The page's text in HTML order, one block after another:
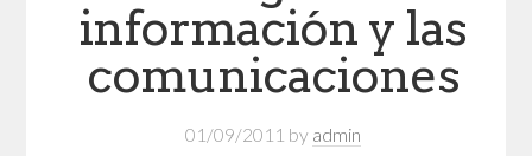
información y las
comunicaciones
01/09/2011 by admin